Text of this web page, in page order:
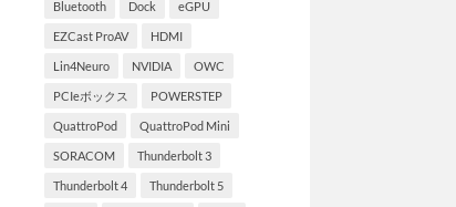
Bluetooth Dock eGPU
EZCast ProAV HDMI
Lin4Neuro NVIDIA OWC
PCIeボックス POWERSTEP
QuattroPod QuattroPod Mini
SORACOM Thunderbolt 3
Thunderbolt 4 Thunderbolt 5